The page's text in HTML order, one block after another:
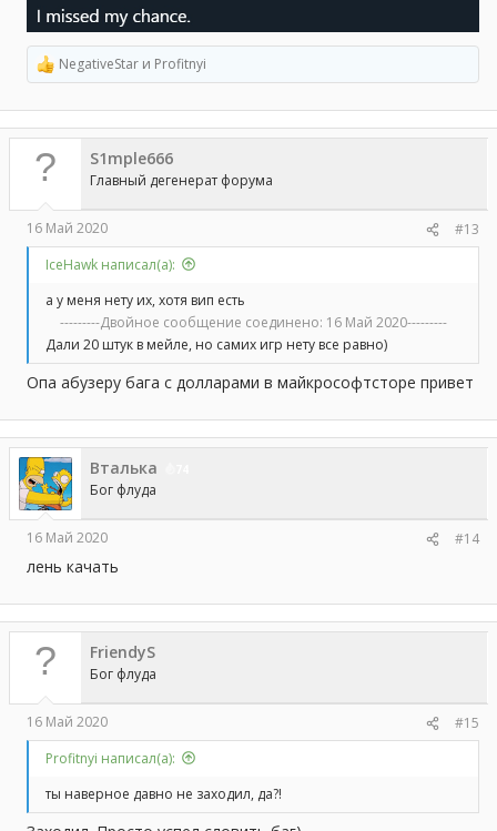
Р
е
а
к
ц
и
и
NegativeStar и Profitnyi
S1mple666
Главный дегенерат форума
16 Май 2020
#13
IceHawk написал(а):
а у меня нету их, хотя вип есть
---------Двойное сообщение соединено: 16 Май 2020---------
Дали 20 штук в мейле, но самих игр нету все равно)
Опа абузеру бага с долларами в майкрософтсторе привет
Вталька
Бог флуда
16 Май 2020 #14
лень качать
FriendyS
Бог флуда
16 Май 2020
#15
Profitnyi написал(а):
ты наверное давно не заходил, да?!